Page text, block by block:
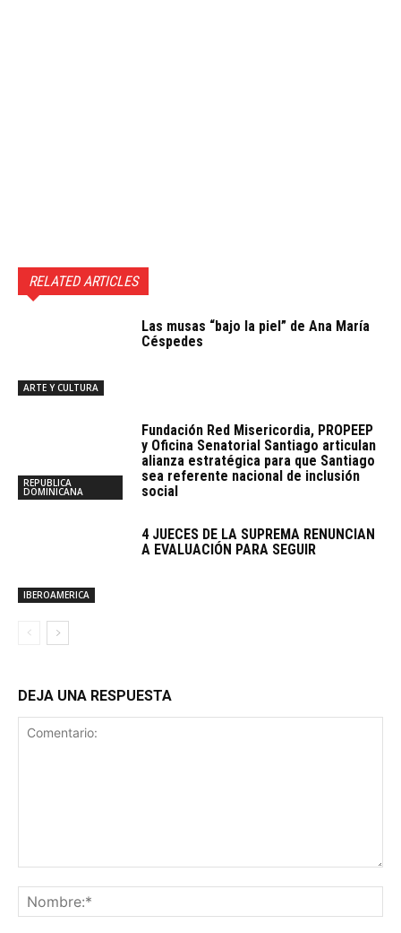
RELATED ARTICLES
ARTE Y CULTURA
Las musas “bajo la piel” de Ana María
Céspedes
REPUBLICA
DOMINICANA
Fundación Red Misericordia, PROPEEP
y Oficina Senatorial Santiago articulan
alianza estratégica para que Santiago
sea referente nacional de inclusión
social
IBEROAMERICA
4 JUECES DE LA SUPREMA RENUNCIAN
A EVALUACIÓN PARA SEGUIR
DEJA UNA RESPUESTA